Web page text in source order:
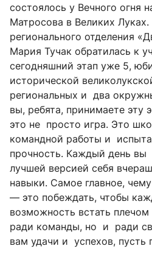
состоялось у Вечного огня
Матросова в Великих
регионального отделения
Мария Тучак обратилась к
сегодняшний этап уже 5,
исторической
региональных и два
вы, ребята, принимаете
это не просто игра. Это
командной работы и
прочность. Каждый день вы
лучшей версией себя
навыки. Самое главное,
— это побеждать, чтобы
возможность встать
ради команды, но и ради
вам удачи и успехов, пусть